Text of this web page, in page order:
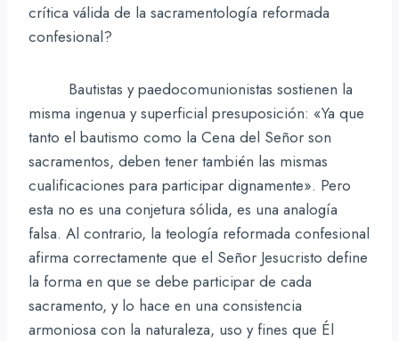
crítica válida de la sacramentología reformada
confesional?
Bautistas y paedocomunionistas sostienen la
misma ingenua y superficial presuposición: «Ya que
tanto el bautismo como la Cena del Señor son
sacramentos, deben tener también las mismas
cualificaciones para participar dignamente». Pero
esta no es una conjetura sólida, es una analogía
falsa. Al contrario, la teología reformada confesional
afirma correctamente que el Señor Jesucristo define
la forma en que se debe participar de cada
sacramento, y lo hace en una consistencia
armoniosa con la naturaleza, uso y fines que Él